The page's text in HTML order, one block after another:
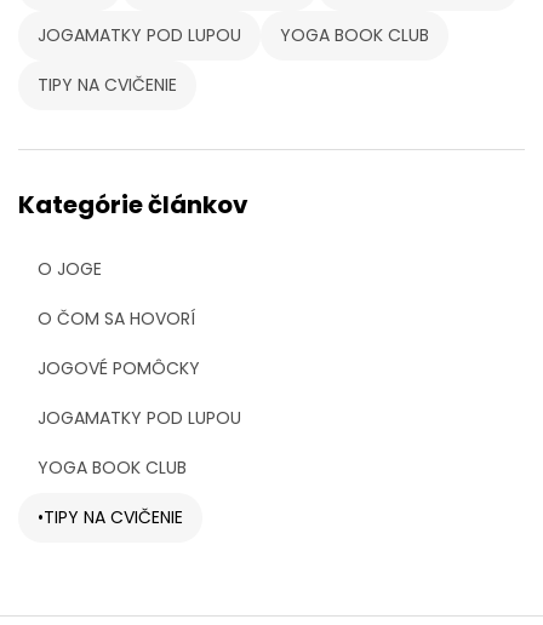
Kategórie článkov
O JOGE
O ČOM SA HOVORÍ
JOGOVÉ POMÔCKY
JOGAMATKY POD LUPOU
YOGA BOOK CLUB
TIPY NA CVIČENIE
JOGAMATKY POD LUPOU YOGA BOOK CLUB
TIPY NA CVIČENIE